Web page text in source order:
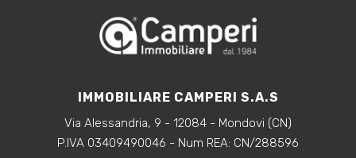
IMMOBILIARE CAMPERI S.A.S
Via Alessandria, 9 - 12084 - Mondovi (CN)
P.IVA 03409490046 - Num REA: CN/288596